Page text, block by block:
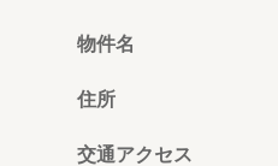
物件名
住所
交通アクセス